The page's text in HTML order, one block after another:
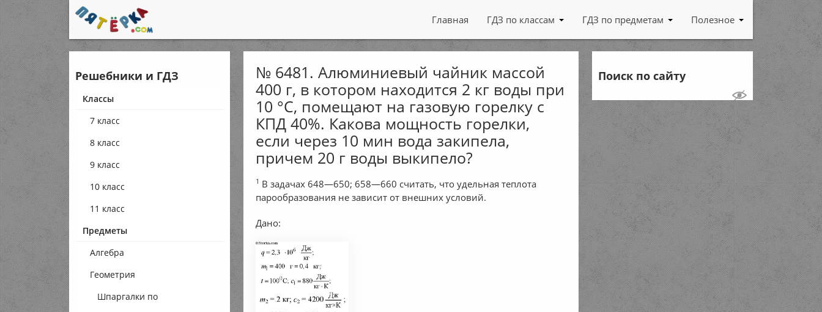
Главная ГДЗ по классам ГДЗ по предметам Полезное
Решебники и ГДЗ
Классы
7 класс
8 класс
9 класс
10 класс
11 класс
Предметы
Алгебра
Геометрия
Шпаргалки по
№ 6481. Алюминиевый чайник массой
400 г, в котором находится 2 кг воды при
10 °С, помещают на газовую горелку с
КПД 40%. Какова мощность горелки,
если через 10 мин вода закипела,
причем 20 г воды выкипело?
1 В задачах 648—650; 658—660 считать, что удельная теплота
парообразования не зависит от внешних условий.
Дано:
Поиск по сайту